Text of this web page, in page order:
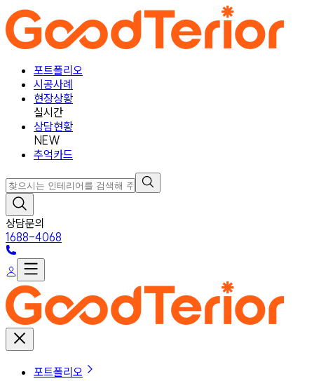
포트폴리오
시공사례
현장상황
실시간
상담현황
NEW
추억카드
상담문의
1688-4068
포트폴리오